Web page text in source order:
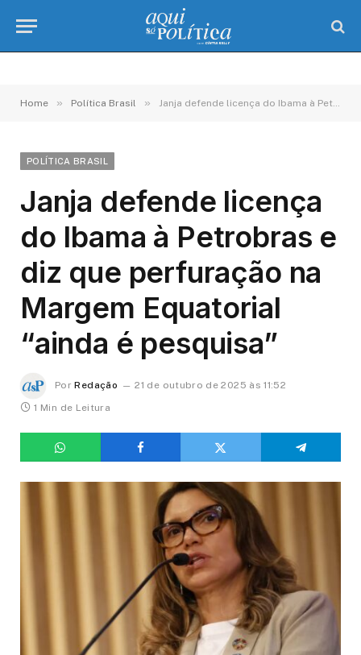
Home » Política Brasil » Janja defende licença do Ibama à Petrobras e diz que perfuração na Margem Equatorial “ainda é pesquisa”
POLÍTICA BRASIL
Janja defende licença
do Ibama à Petrobras e
diz que perfuração na
Margem Equatorial
“ainda é pesquisa”
Por Redação
21 de outubro de 2025 às 11:52
1 Min de Leitura